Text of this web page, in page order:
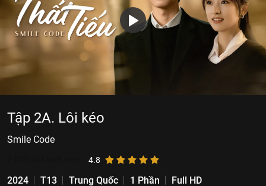
Tập 2A. Lôi kéo
Smile Code
4.8
2024 T13 Trung Quốc 1 Phần
Full HD